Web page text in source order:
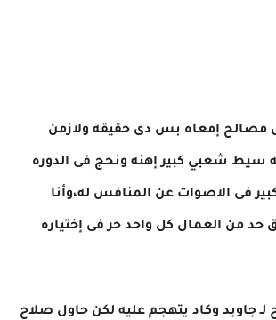
مصالح إمعاه بس دى حقيقه ولازمن
سيط شعبي كبير إهنه ونحج فى الدوره
فى الاصوات عن المنافس له،وأنا
من العمال كل واحد حر فى إختياره
جاويد وكاد يتهجم عليه لكن حاول صلاح